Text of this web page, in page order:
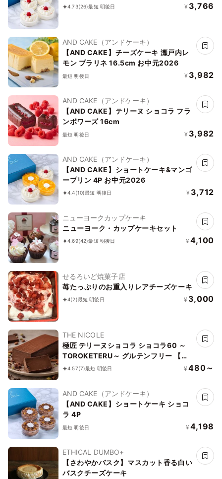
4.73(26)最短 明後日 ¥ 3,766
AND CAKE（アンドケーキ）
【AND CAKE】チーズケーキ 瀬戸内レ
モン プラリネ 16.5cm お中元2026
最短 明後日 ¥ 3,982
AND CAKE（アンドケーキ）
【AND CAKE】テリーヌ ショコラ フラ
ンボワーズ 16cm
最短 明後日 ¥ 3,982
AND CAKE（アンドケーキ）
【AND CAKE】ショートケーキ&マンゴ
ープリン 4P お中元2026
4.4(10)最短 明後日 ¥ 3,712
ニューヨークカップケーキ
ニューヨーク・カップケーキセット
4.69(42)最短 明後日 ¥ 4,100
せるろいど焼菓子店
苺たっぷりのお重入りレアチーズケーキ
4(2)最短 明後日 ¥ 3,000
THE NICOLE
極匠 テリーヌショコラ ショコラ60 ～
TOROKETERU～ グルテンフリー 【濃
厚な口溶けは美味さとなる】・・・【美
4.57(7)最短 明後日 ¥ 480～
AND CAKE（アンドケーキ）
【AND CAKE】ショートケーキ ショコ
ラ 4P
最短 明後日 ¥ 4,198
ETHICAL DUMBO+
【さわやかバスク】マスカット香る白い
バスクチーズケーキ